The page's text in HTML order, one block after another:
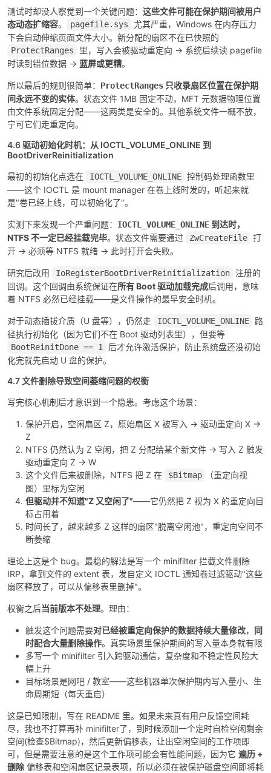
测试时却没人察觉到一个关键问题： 这些文件可能在保护期间被用户
态动态扩缩容。 pagefile.sys
尤其严重，Windows 在内存压力
下会自动伸缩页面文件大小。新分配的扇区不在已快照的
ProtectRanges
里，写入会被驱动重定向 → 系统后续读 pagefile
时读到错位数据 → 蓝屏或更糟。
所以最后的规则很简单： ProtectRanges 只收录扇区位置在保护期
间永远不变的实体。状态文件 1MB 固定不动，MFT 元数据物理位置
由文件系统固定分配——这两类是安全的。其他系统文件一概不放，
宁可它们走重定向。
4.6 驱动初始化时机：从 IOCTL_VOLUME_ONLINE 到
BootDriverReinitialization
最初的初始化点选在 IOCTL_VOLUME_ONLINE 控制码处理函数里
——这个 IOCTL 是 mount manager 在卷上线时发的，听起来就
是"卷已经上线，可以初始化了"。
实测下来发现一个严重问题： IOCTL_VOLUME_ONLINE 到达时，
NTFS 不一定已经挂载完毕。状态文件需要通过 ZwCreateFile 打
开 → 必须等 NTFS 就绪 → 此时打开会失败。
研究后改用 IoRegisterBootDriverReinitialization
注册的
回调。这个回调由系统保证在所有 Boot 驱动加载完成后调用，意味
着 NTFS 必然已经挂载——是文件操作的最早安全时机。
对于动态插拔介质（U 盘等），仍然走 IOCTL_VOLUME_ONLINE
路
径执行初始化（因为它们不在 Boot 驱动列表里），但要等
BootReinitDone == 1
后才允许激活保护，防止系统盘还没初始
化完就先启动 U 盘的保护。
4.7 文件删除导致空间萎缩问题的权衡
写完核心机制后才意识到一个隐患。考虑这个场景：
保护开启，空闲扇区 Z，原始扇区 X 被写入 → 驱动重定向 X →
Z
NTFS 仍然认为 Z 空闲，把 Z 分配给某个新文件 → 写入 Z 触发
驱动重定向 Z → W
这个文件后来被删除，NTFS 把 Z 在
$Bitmap
（重定向视
图）里标为空闲
但驱动并不知道"Z 又空闲了"——它仍然把 Z 视为 X 的重定向目
标占用着
时间长了，越来越多 Z 这样的扇区"脱离空闲池"，重定向空间不
断萎缩
理论上这是个 bug。最稳的解法是写一个 minifilter 拦截文件删除
IRP，拿到文件的 extent 表，发自定义 IOCTL 通知卷过滤驱动"这些
扇区释放了，可以从偏移表里删掉"。
权衡之后当前版本不处理。理由：
触发这个问题需要对已经被重定向保护的数据持续大量修改， 同
时配合大量删除操作。真实场景里保护期间的写入量本身就有限
多写一个 minifilter 引入跨驱动通信，复杂度和不稳定性风险大
幅上升
目标场景是网吧 / 教室——这些机器单次保护期内写入量小、生
命周期短（每天重启）
这是已知限制，写在 README 里。如果未来真有用户反馈空间耗
尽，我也不打算再补 minifilter了，到时候添加一个定时自检空闲剩余
空间(检查$Bitmap)，然后更新偏移表，让出空闲空间的工作项即
可，但是需要注意的是这个工作项可能会有性能问题，因为它 遍历 +
删除 偏移表和空闲扇区记录表项，所以必须在被保护磁盘空间即将耗